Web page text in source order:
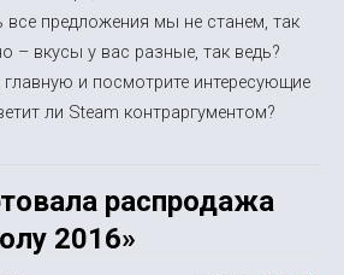
все предложения мы не станем, так
– вкусы у вас разные, так ведь?
главную и посмотрите интересующие
ли Steam контраргументом?
распродажа
2016»